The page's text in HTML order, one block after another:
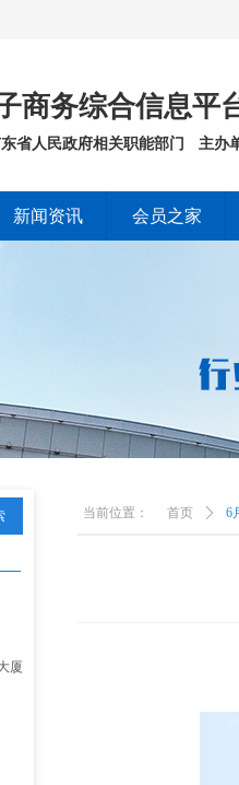
商务综合信息
省人民政府相关职能部门 主办
新闻资讯 会员之家
首页 ꄲ 6
当前位置：
厦